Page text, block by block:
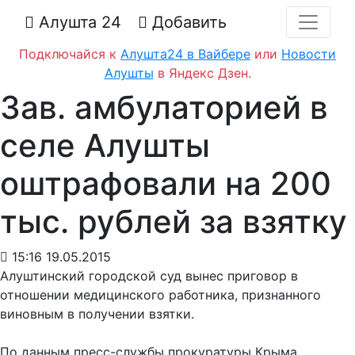
Алушта 24 Добавить
Подключайся к Алушта24 в Вайбере или Новости
Алушты в Яндекс Дзен.
Зав. амбулаторией в
селе Алушты
оштрафовали на 200
тыс. рублей за взятку
15:16 19.05.2015
Алуштинский городской суд вынес приговор в
отношении медицинского работника, признанного
виновным в получении взятки.
По данным пресс-службы прокуратуры Крыма,